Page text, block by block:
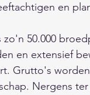
en
zo'n 50.000
en extensief
Grutto's
Nergens